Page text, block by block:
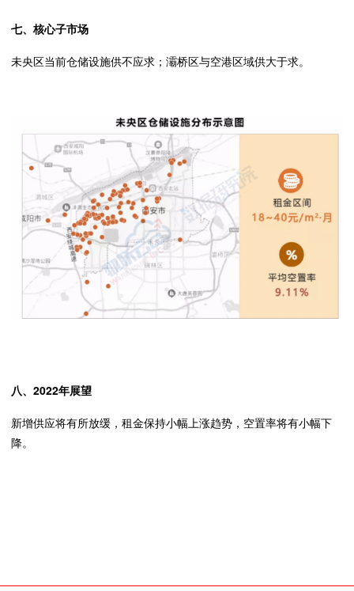
七、核心子市场
未央区当前仓储设施供不应求；灞桥区与空港区域供大于求。
八、2022年展望
新增供应将有所放缓，租金保持小幅上涨趋势，空置率将有小幅下
降。